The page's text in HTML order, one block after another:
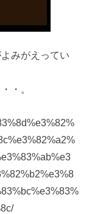
みがえってい
・。